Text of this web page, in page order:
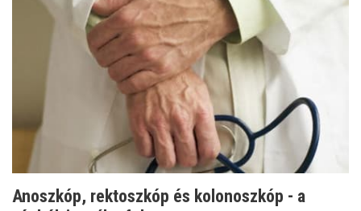
Anoszkóp, rektoszkóp és kolonoszkóp - a